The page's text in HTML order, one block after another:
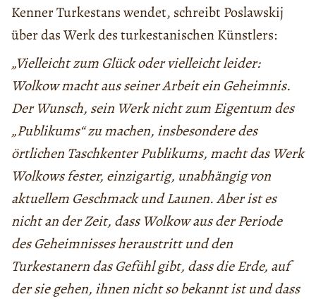
Kenner Turkestans wendet, schreibt Poslawskij
über das Werk des turkestanischen Künstlers:
„Vielleicht zum Glück oder vielleicht leider:
Wolkow macht aus seiner Arbeit ein Geheimnis.
Der Wunsch, sein Werk nicht zum Eigentum des
„Publikums“ zu machen, insbesondere des
örtlichen Taschkenter Publikums, macht das Werk
Wolkows fester, einzigartig, unabhängig von
aktuellem Geschmack und Launen. Aber ist es
nicht an der Zeit, dass Wolkow aus der Periode
des Geheimnisses heraustritt und den
Turkestanern das Gefühl gibt, dass die Erde, auf
der sie gehen, ihnen nicht so bekannt ist und dass